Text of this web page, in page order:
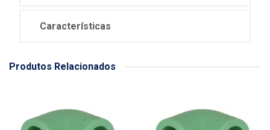
Características
Produtos Relacionados